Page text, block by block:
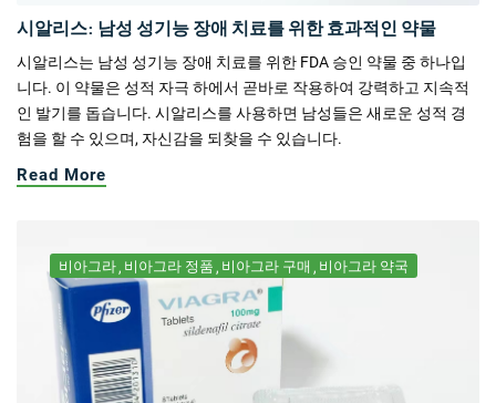
시알리스: 남성 성기능 장애 치료를 위한 효과적인 약물
시알리스는 남성 성기능 장애 치료를 위한 FDA 승인 약물 중 하나입
니다. 이 약물은 성적 자극 하에서 곧바로 작용하여 강력하고 지속적
인 발기를 돕습니다. 시알리스를 사용하면 남성들은 새로운 성적 경
험을 할 수 있으며, 자신감을 되찾을 수 있습니다.
Read More
비아그라 비아그라 정품 비아그라 구매 비아그라 약국